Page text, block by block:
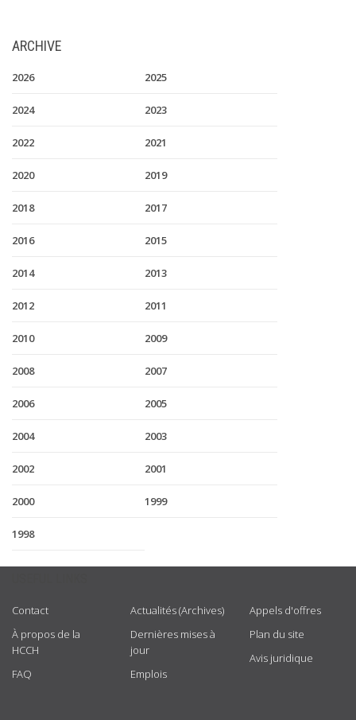
ARCHIVE
2026 2025
2024 2023
2022 2021
2020 2019
2018 2017
2016 2015
2014 2013
2012 2011
2010 2009
2008 2007
2006 2005
2004 2003
2002 2001
2000 1999
1998
Contact
À propos de la
HCCH
FAQ
Actualités (Archives)
Dernières mises à
jour
Emplois
Appels d'offres
Plan du site
Avis juridique